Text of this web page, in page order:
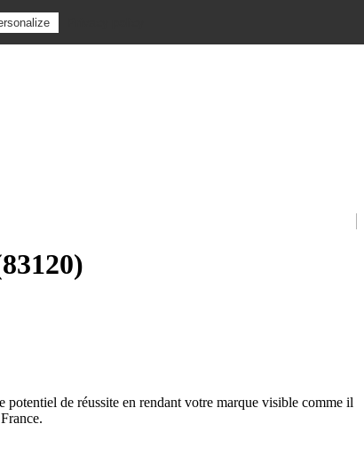
de réussite en rendant votre marque visible comme il